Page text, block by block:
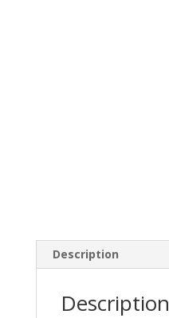
Description
Description